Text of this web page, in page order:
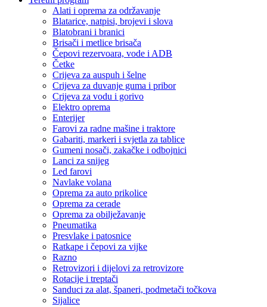
Alati i oprema za održavanje
Blatarice, natpisi, brojevi i slova
Blatobrani i branici
Brisači i metlice brisača
Čepovi rezervoara, vode i ADB
Četke
Crijeva za auspuh i šelne
Crijeva za duvanje guma i pribor
Crijeva za vodu i gorivo
Elektro oprema
Enterijer
Farovi za radne mašine i traktore
Gabariti, markeri i svjetla za tablice
Gumeni nosači, zakačke i odbojnici
Lanci za snijeg
Led farovi
Navlake volana
Oprema za auto prikolice
Oprema za cerade
Oprema za obilježavanje
Pneumatika
Presvlake i patosnice
Ratkape i čepovi za vijke
Razno
Retrovizori i dijelovi za retrovizore
Rotacije i treptači
Sanduci za alat, španeri, podmetači točkova
Sijalice